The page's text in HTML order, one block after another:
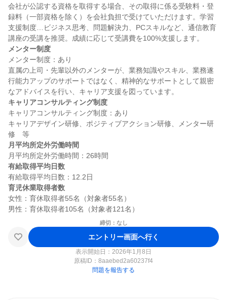
会社が公認する資格を取得する場合、その取得に係る受験料・登
録料（一部資格を除く）を会社負担で受けていただけます。学習
支援制度…ビジネス思考、問題解決力、PCスキルなど、通信教育
メンター制度
メンター制度：あり
直属の上司・先輩以外のメンターが、業務知識やスキル、業務遂
行能力アップのサポートではなく、精神的なサポートとして親密
キャリアコンサルティング制度
キャリアコンサルティング制度：あり
キャリアデザイン研修、ポジティブアクション研修、メンター研
月平均所定外労働時間
有給取得平均日数
育児休業取得者数
女性：育休取得者55名（対象者55名）
締切：なし
エントリー画面へ行く
表示開始日：2026年1月8日
原稿ID： 8aaebed2a60237f4
問題を報告する